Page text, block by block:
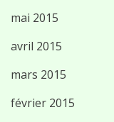
mai 2015
avril 2015
mars 2015
février 2015